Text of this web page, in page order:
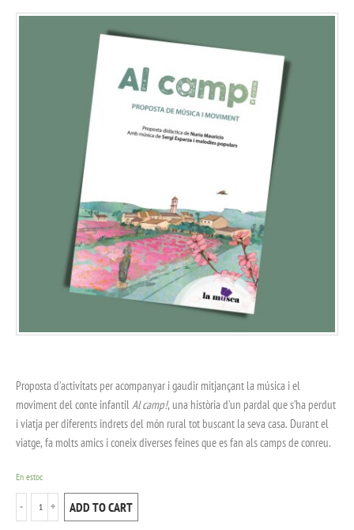
Proposta d’activitats per acompanyar i gaudir mitjançant la música i el
moviment del conte infantilAl camp!, una història d’un pardal que s’ha perdut
i viatja per diferents indrets del món rural tot buscant la seva casa. Durant el
viatge, fa molts amics i coneix diverses feines que es fan als camps de conreu.
En estoc
ADD TO CART